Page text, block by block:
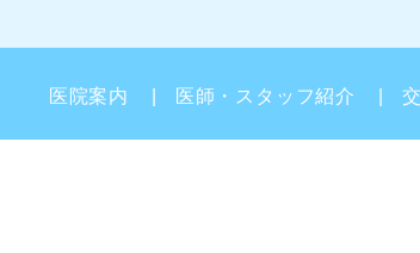
医院案内 医師・スタッフ紹介